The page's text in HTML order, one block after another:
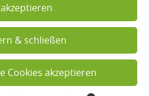
& schließen
Cookies akzeptieren
Hotel im